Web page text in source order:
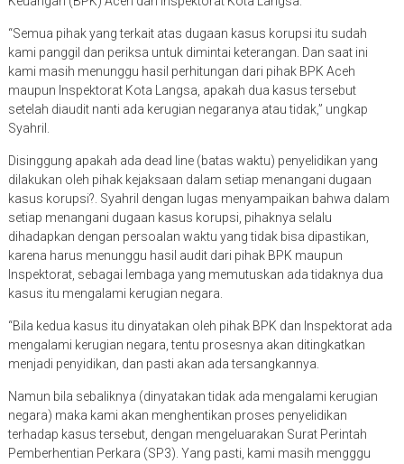
“Semua pihak yang terkait atas dugaan kasus korupsi itu sudah
kami panggil dan periksa untuk dimintai keterangan. Dan saat ini
kami masih menunggu hasil perhitungan dari pihak BPK Aceh
maupun Inspektorat Kota Langsa, apakah dua kasus tersebut
setelah diaudit nanti ada kerugian negaranya atau tidak,” ungkap
Syahril.
Disinggung apakah ada dead line (batas waktu) penyelidikan yang
dilakukan oleh pihak kejaksaan dalam setiap menangani dugaan
kasus korupsi?. Syahril dengan lugas menyampaikan bahwa dalam
setiap menangani dugaan kasus korupsi, pihaknya selalu
dihadapkan dengan persoalan waktu yang tidak bisa dipastikan,
karena harus menunggu hasil audit dari pihak BPK maupun
Inspektorat, sebagai lembaga yang memutuskan ada tidaknya dua
kasus itu mengalami kerugian negara.
“Bila kedua kasus itu dinyatakan oleh pihak BPK dan Inspektorat ada
mengalami kerugian negara, tentu prosesnya akan ditingkatkan
menjadi penyidikan, dan pasti akan ada tersangkannya.
Namun bila sebaliknya (dinyatakan tidak ada mengalami kerugian
negara) maka kami akan menghentikan proses penyelidikan
terhadap kasus tersebut, dengan mengeluarakan Surat Perintah
Pemberhentian Perkara (SP3). Yang pasti, kami masih mengggu